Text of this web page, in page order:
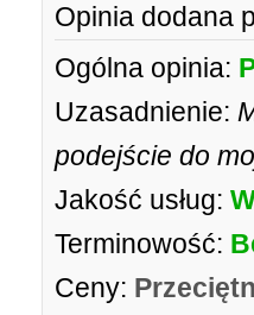
Opinia dodana
Ogólna opinia:
Uzasadnienie:
podejście do
Jakość usług:
Terminowość:
Ceny: